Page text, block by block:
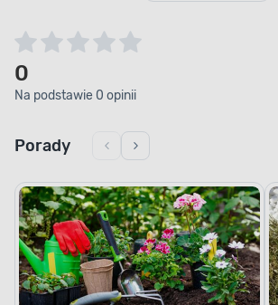
0
Na podstawie 0 opinii
Porady